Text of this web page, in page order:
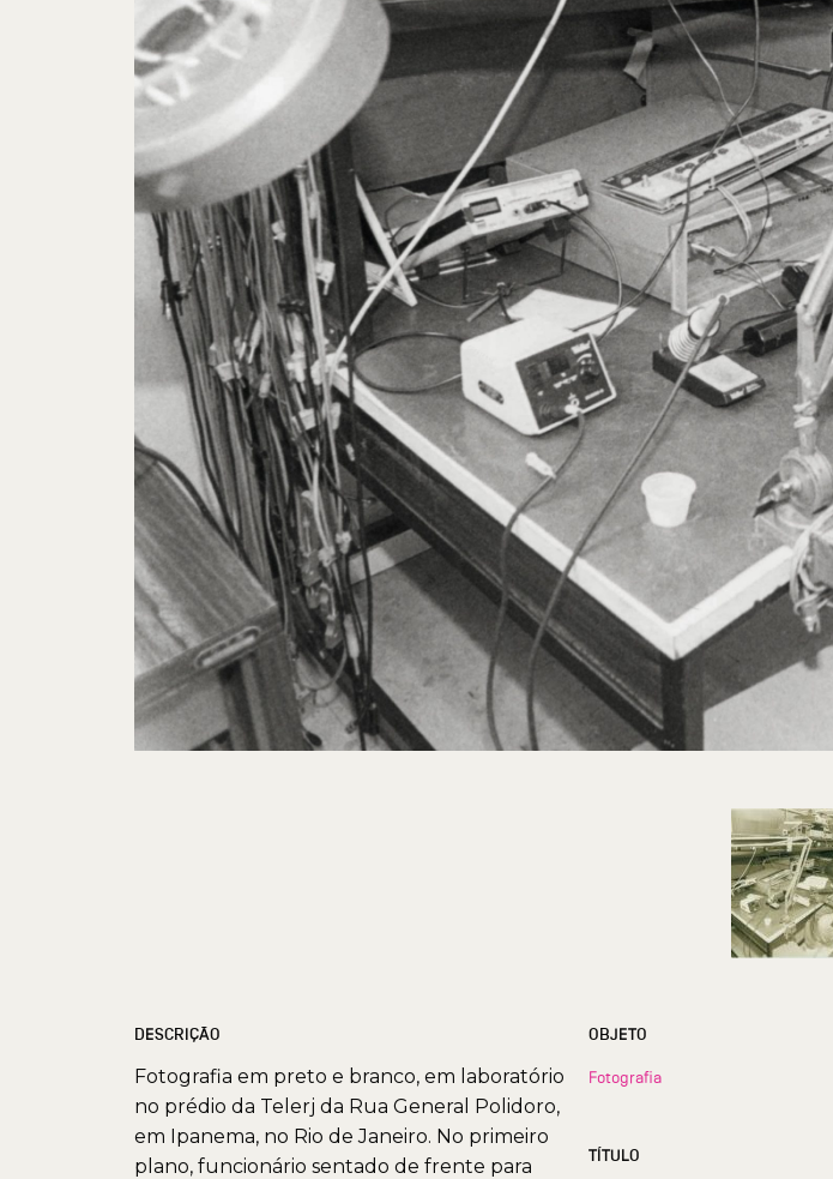
DESCRIÇÃO
Fotografia em preto e branco, em laboratório
no prédio da Telerj da Rua General Polidoro,
em Ipanema, no Rio de Janeiro. No primeiro
plano, funcionário sentado de frente para
OBJETO
Fotografia
TÍTULO